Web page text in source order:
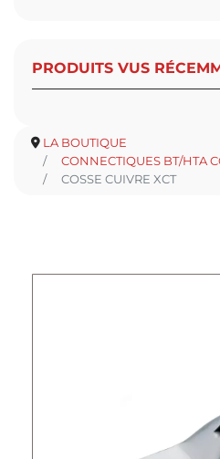
PRODUITS VUS
LA BOUTIQUE
CONNECTIQUES BT/HTA
COSSE CUIVRE XCT